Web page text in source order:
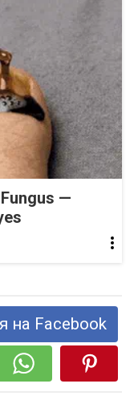
—
на Facebook